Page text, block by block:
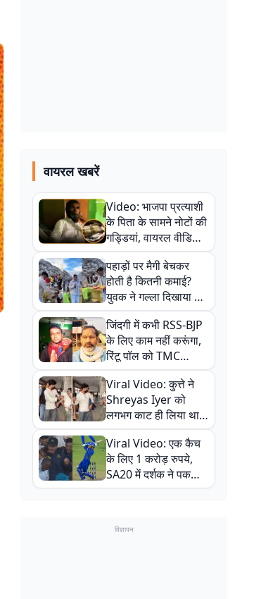
वायरल खबरें
Video: भाजपा प्रत्याशी
के पिता के सामने नोटों की
गड्डियां, वायरल वीडियो
से राजनीति में उबाल,
अजित महतो बोले- TMC
की गंदी चाल
पहाड़ों पर मैगी बेचकर
होती है कितनी कमाई?
युवक ने गल्ला दिखाया तो
नौकरी वालों के खड़े हो गए
कान
जिंदगी में कभी RSS-BJP
के लिए काम नहीं करूंगा,
रिंटू पॉल को TMC
ऑफिस में ले जाकर पीटा,
Video वायरल
Viral Video: कुत्ते ने
Shreyas Iyer को
लगभग काट ही लिया था,
न्यूजीलैंड सीरीज से पहले
बाल-बाल बचे
Viral Video: एक कैच
के लिए 1 करोड़ रुपये,
SA20 में दर्शक ने पकड़ा
एक हाथ से गजब का कैच
विज्ञापन